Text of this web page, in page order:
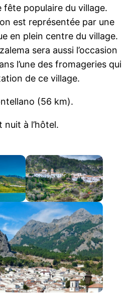
fête populaire du village.
est représentée par une
en plein centre du village.
sera aussi l’occasion
l’une des fromageries qui
de ce village.
(56 km).
nuit à l’hôtel.